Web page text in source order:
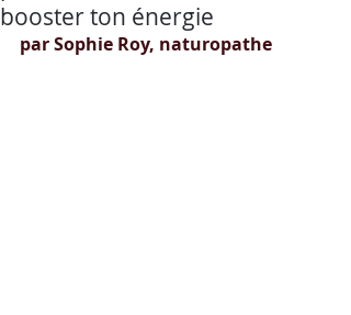
booster ton énergie
par Sophie Roy, naturopathe